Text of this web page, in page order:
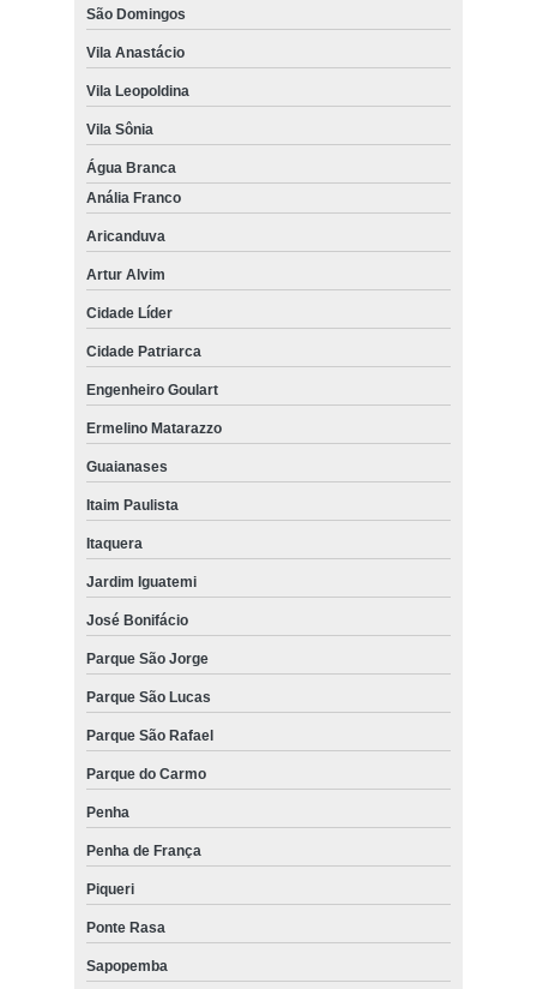
São Domingos
Vila Anastácio
Vila Leopoldina
Vila Sônia
Água Branca
Anália Franco
Aricanduva
Artur Alvim
Cidade Líder
Cidade Patriarca
Engenheiro Goulart
Ermelino Matarazzo
Guaianases
Itaim Paulista
Itaquera
Jardim Iguatemi
José Bonifácio
Parque São Jorge
Parque São Lucas
Parque São Rafael
Parque do Carmo
Penha
Penha de França
Piqueri
Ponte Rasa
Sapopemba